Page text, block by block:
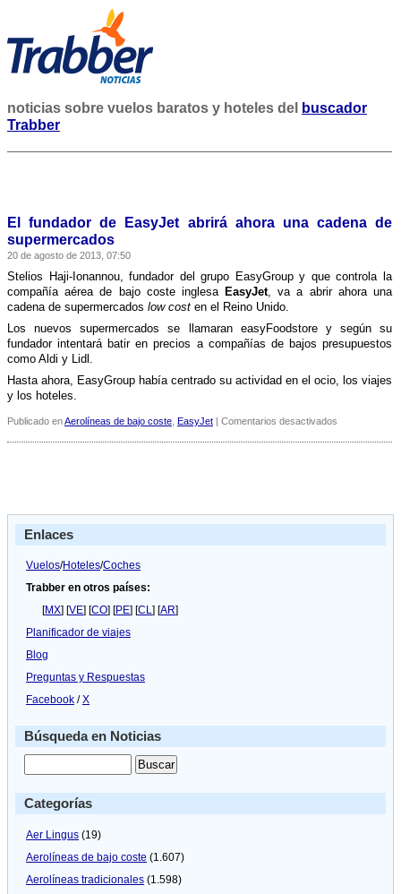
noticias sobre vuelos baratos y hoteles del
buscador
Trabber
El fundador de EasyJet abrirá ahora una cadena de
supermercados
20 de agosto de 2013, 07:50
Stelios Haji-Ionannou, fundador del grupo EasyGroup y que controla la
compañí­a aérea de bajo coste inglesa EasyJet, va a abrir ahora una
cadena de supermercados low cost en el Reino Unido.
Los nuevos supermercados se llamaran easyFoodstore y según su
fundador intentará batir en precios a compañí­as de bajos presupuestos
como Aldi y Lidl.
Hasta ahora, EasyGroup habí­a centrado su actividad en el ocio, los viajes
y los hoteles.
Publicado enAerolíneas de bajo coste EasyJet | Comentarios desactivados
de
Enlaces
Vuelos/Hoteles/Coches
Trabber en otros países:
[MX] [VE] [CO] [PE] [CL] [AR]
Planificador de viajes
Blog
Preguntas y Respuestas
Facebook /X
Búsqueda en Noticias
Categorías
Aer Lingus (19)
Aerolíneas de bajo coste (1.607)
Aerolíneas tradicionales (1.598)